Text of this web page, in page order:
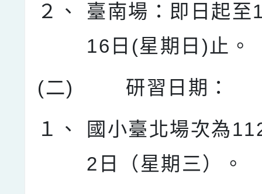
２、
臺南場：即日起至
16日(星期日)止。
(二)
研習日期：
１、
國小臺北場次為
2日（星期三）。